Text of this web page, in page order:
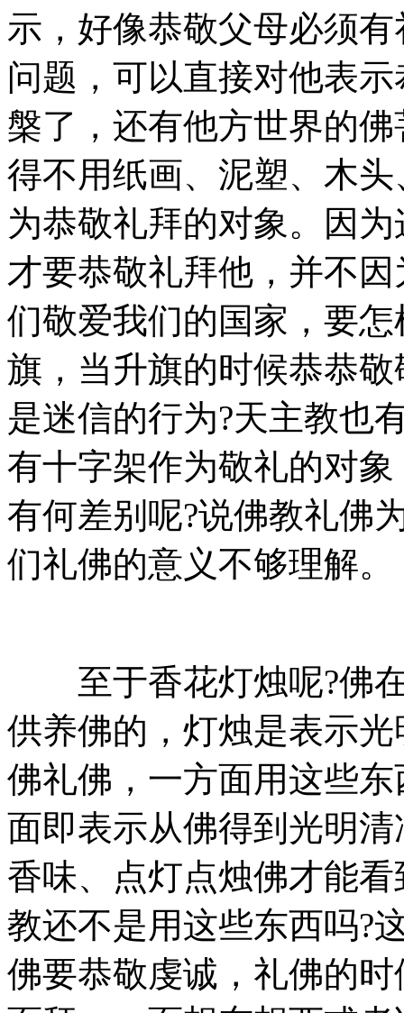
示，好像恭敬父母必须
问题，可以直接对他表
槃了，还有他方世界的
得不用纸画、泥塑、木
为恭敬礼拜的对象。因
才要恭敬礼拜他，并不
们敬爱我们的国家，要
旗，当升旗的时候恭恭
是迷信的行为?天主教也
有十字架作为敬礼的对
有何差别呢?说佛教礼佛
们礼佛的意义不够理解。
至于香花灯烛呢?佛在
供养佛的，灯烛是表示
佛礼佛，一方面用这些
面即表示从佛得到光明
香味、点灯点烛佛才能
教还不是用这些东西吗?
佛要恭敬虔诚，礼佛的